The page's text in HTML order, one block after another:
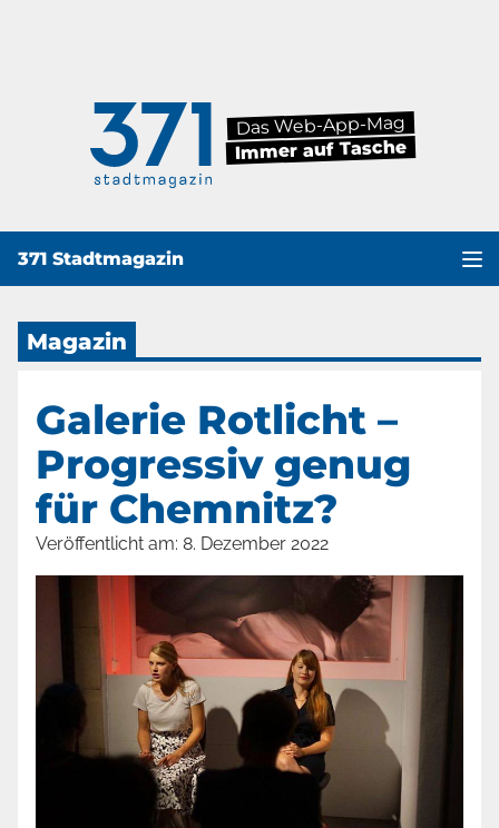
Das Web-App-Mag
Immer auf Tasche
371 Stadtmagazin
Magazin
Galerie Rotlicht –
Progressiv genug
für Chemnitz?
Veröffentlicht am: 8. Dezember 2022